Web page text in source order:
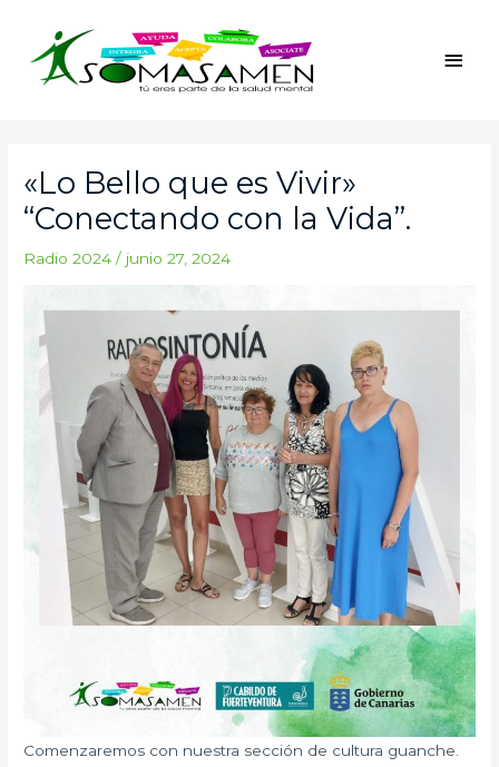
contenido
«Lo Bello que es Vivir»
“Conectando con la Vida”.
Radio 2024 / junio 27, 2024
Comenzaremos con nuestra sección de cultura guanche.
entradas